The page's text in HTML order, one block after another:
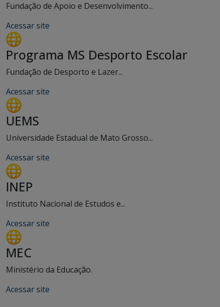
Fundação de Apoio e Desenvolvimento...
Acessar site
Programa MS Desporto Escolar
Fundação de Desporto e Lazer...
Acessar site
UEMS
Universidade Estadual de Mato Grosso...
Acessar site
INEP
Instituto Nacional de Estudos e...
Acessar site
MEC
Ministério da Educação.
Acessar site